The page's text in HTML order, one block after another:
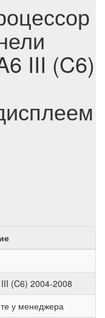
III (C6)
(C6) 2004-2008
у менеджера